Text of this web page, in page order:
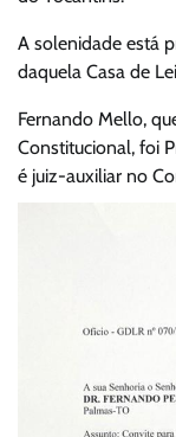
A solenidade está
daquela Casa de
Fernando Mello,
Constitucional, foi
é juiz-auxiliar no